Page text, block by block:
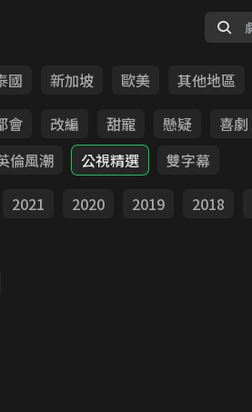
國 新加坡 歐美
其他地區
會 改編 甜寵 懸疑 喜劇
倫風潮 公視精選
雙字幕
2021 2020 2019 2018